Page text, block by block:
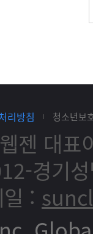
리방침 청소년보
젠 대표
경기
: